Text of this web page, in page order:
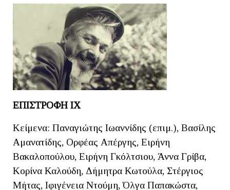
ΕΠΙΣΤΡΟΦΗ ΙΧ
Κείμενα: Παναγιώτης Ιωαννίδης (επιμ.), Βασίλης
Αμανατίδης, Ορφέας Απέργης, Ειρήνη
Βακαλοπούλου, Ειρήνη Γκόλτσιου, Άννα Γρίβα,
Κορίνα Καλούδη, Δήμητρα Κωτούλα, Στέργιος
Μήτας, Ιφιγένεια Ντούμη, Όλγα Παπακώστα,